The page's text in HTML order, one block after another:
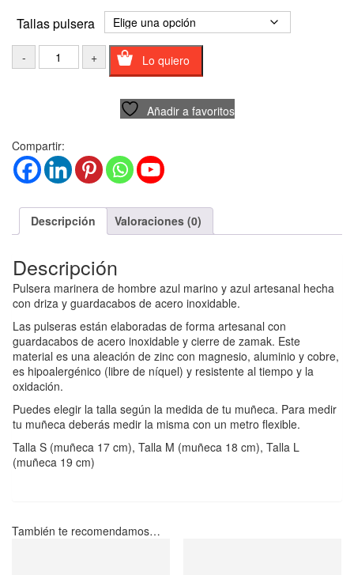
Tallas pulsera
Lo quiero
Añadir a favoritos
Compartir:
Descripción Valoraciones (0)
Descripción
Pulsera marinera de hombre azul marino y azul artesanal hecha
con driza y guardacabos de acero inoxidable.
Las pulseras están elaboradas de forma artesanal con
guardacabos de acero inoxidable y cierre de zamak. Este
material es una aleación de zinc con magnesio, aluminio y cobre,
es hipoalergénico (libre de níquel) y resistente al tiempo y la
oxidación.
Puedes elegir la talla según la medida de tu muñeca. Para medir
tu muñeca deberás medir la misma con un metro flexible.
Talla S (muñeca 17 cm), Talla M (muñeca 18 cm), Talla L
(muñeca 19 cm)
También te recomendamos…